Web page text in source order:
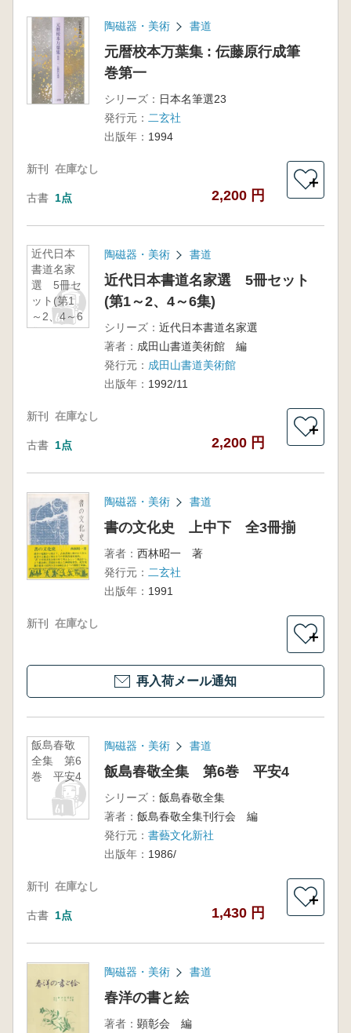
陶磁器・美術 書道
元暦校本万葉集 : 伝藤原行成筆
巻第一
シリーズ： 日本名筆選23
発行元： 二玄社
出版年： 1994
新刊 在庫なし
古書 1点 2,200 円
＋
近代日本
書道名家
選 5冊セ
ット(第1
～2、4～6
集)
陶磁器・美術 書道
近代日本書道名家選 5冊セット
(第1～2、4～6集)
シリーズ： 近代日本書道名家選
著者： 成田山書道美術館 編
発行元： 成田山書道美術館
出版年： 1992/11
新刊 在庫なし
古書 1点 2,200 円
＋
陶磁器・美術 書道
書の文化史 上中下 全3冊揃
著者： 西林昭一 著
発行元： 二玄社
出版年： 1991
新刊 在庫なし
＋
再入荷メール通知
飯島春敬
全集 第6
巻 平安4
陶磁器・美術 書道
飯島春敬全集 第6巻 平安4
シリーズ： 飯島春敬全集
著者： 飯島春敬全集刊行会 編
発行元： 書藝文化新社
出版年： 1986/
新刊 在庫なし
古書 1点 1,430 円
＋
陶磁器・美術 書道
春洋の書と絵
著者： 顕彰会 編